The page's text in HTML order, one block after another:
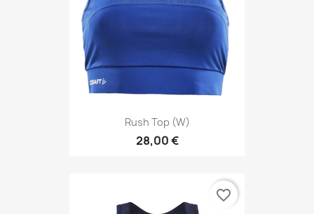
Rush Top (W)
28,00 €
favorite_border